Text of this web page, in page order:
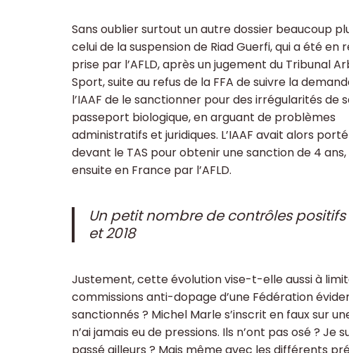
Sans oublier surtout un autre dossier beaucoup
celui de la suspension de Riad Guerfi, qui a été en
prise par l’AFLD, après un jugement du Tribunal
Sport, suite au refus de la FFA de suivre la
l’IAAF de le sanctionner pour des irrégularités de
passeport biologique, en arguant de problèmes
administratifs et juridiques. L’IAAF avait alors
devant le TAS pour obtenir une sanction de 4
ensuite en France par l’AFLD.
Un petit nombre de contrôles positifs
et 2018
Justement, cette évolution vise-t-elle aussi à
commissions anti-dopage d’une Fédération
sanctionnés ? Michel Marle s’inscrit en faux sur
n’ai jamais eu de pressions. Ils n’ont pas osé ?